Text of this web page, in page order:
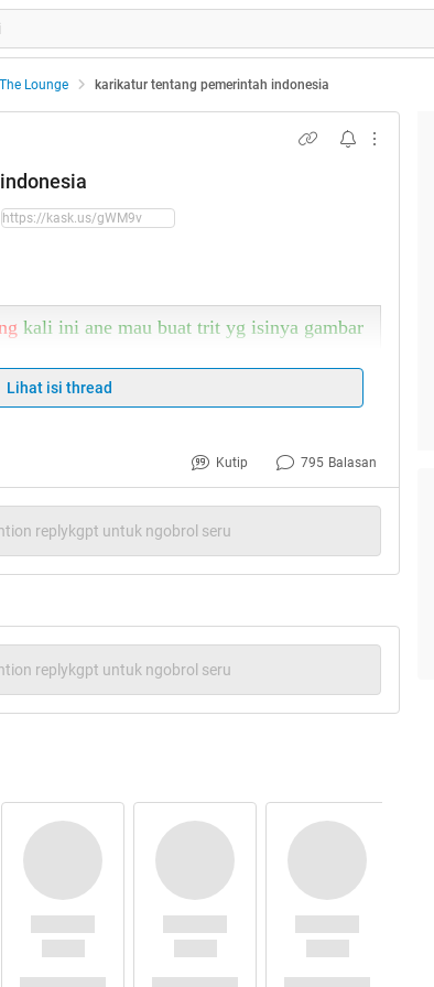
The Lounge karikatur tentang pemerintah indonesia
kali ini ane mau buat trit yg isinya gambar
usah banyak cincong lagi langsung go aja
kita
Lihat isi thread
Kutip 795 Balasan
replykgpt untuk ngobrol seru
replykgpt untuk ngobrol seru